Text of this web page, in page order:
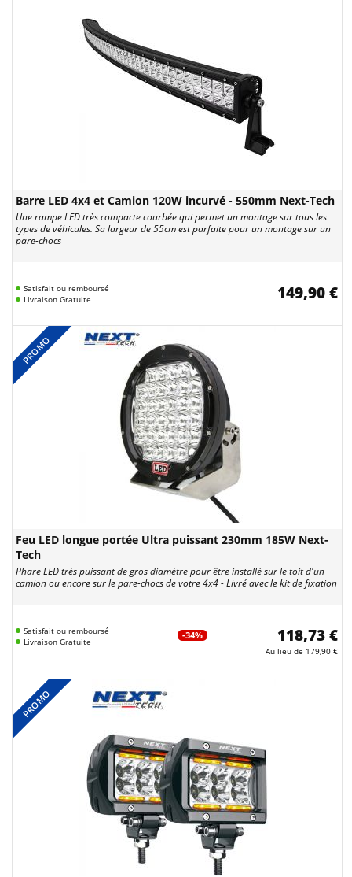
Barre LED 4x4 et Camion 120W incurvé - 550mm Next-Tech
Une rampe LED très compacte courbée qui permet un montage sur tous les
types de véhicules. Sa largeur de 55cm est parfaite pour un montage sur un
pare-chocs
Satisfait ou remboursé
Livraison Gratuite
149,90 €
PROMO
Feu LED longue portée Ultra puissant 230mm 185W Next-
Tech
Phare LED très puissant de gros diamètre pour être installé sur le toit d'un
camion ou encore sur le pare-chocs de votre 4x4 - Livré avec le kit de fixation
Satisfait ou remboursé
Livraison Gratuite
-34% 118,73 €
Au lieu de 179,90 €
PROMO